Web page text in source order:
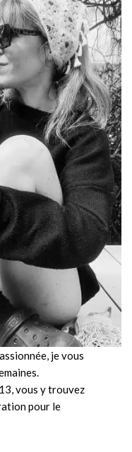
je vous
vous y trouvez
pour le